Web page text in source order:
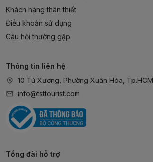
Khách hàng thân thiết
Điều khoản sử dụng
Câu hỏi thường gặp
Thông tin liên hệ
10 Tú Xương, Phường Xuân Hòa, Tp.HCM
info@tsttourist.com
Tổng đài hỗ trợ